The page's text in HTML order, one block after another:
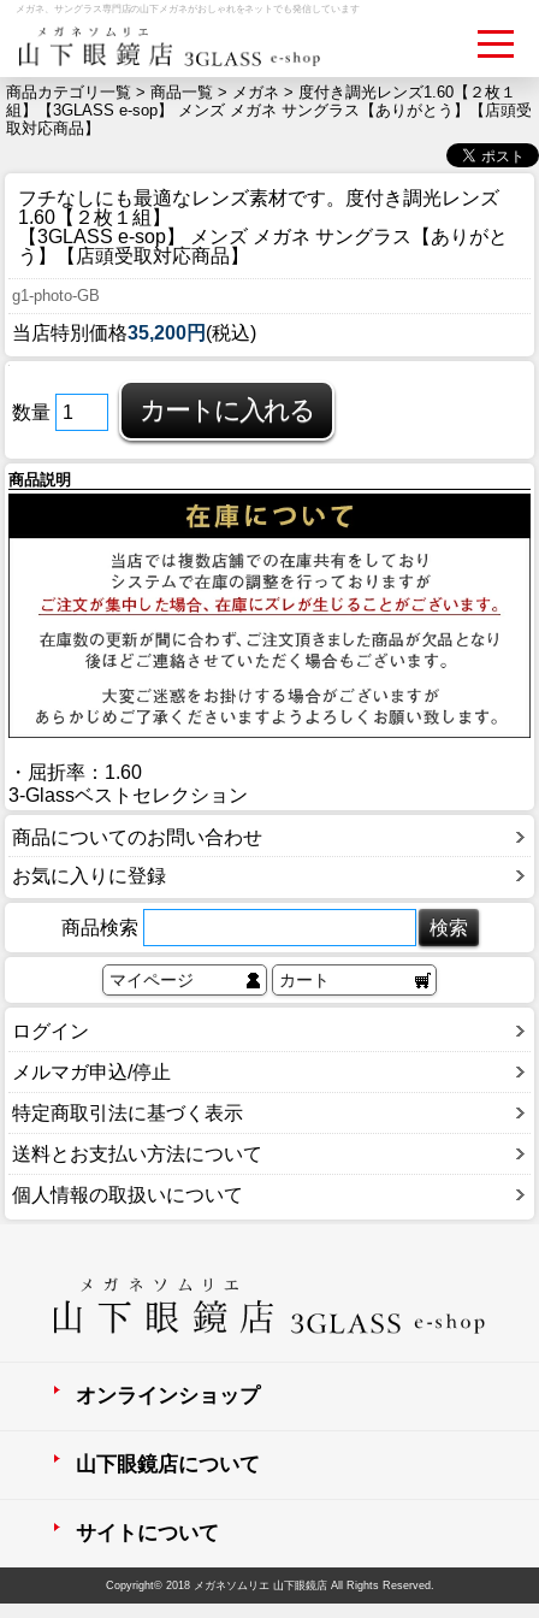
メガネ、サングラス専門店の山下メガネがおしゃれをネットでも発信しています
お問い合わせ 検眼予約
アクセス
ACCESS
おすすめアイテム
ITEM
ブログ
BLOG
会社概要
COMPANY
インフォメーション
商品カテゴリ一覧 > 商品一覧 > メガネ > 度付き調光レンズ1.60【２枚１
組】【3GLASS e-sop】 メンズ メガネ サングラス【ありがとう】【店頭受
取対応商品】
フチなしにも最適なレンズ素材です。 度付き調光レンズ
1.60【２枚１組】
【3GLASS e-sop】 メンズ メガネ サングラス【ありがと
う】【店頭受取対応商品】
g1-photo-GB
当店特別価格35,200円 (税込)
数量
商品説明
・屈折率：1.60
3-Glassベストセレクション
商品についてのお問い合わせ
お気に入りに登録
商品検索
マイページ カート
ログイン
メルマガ申込/停止
特定商取引法に基づく表示
送料とお支払い方法について
個人情報の取扱いについて
オンラインショップ
山下眼鏡店について
サイトについて
Copyright© 2018 メガネソムリエ 山下眼鏡店 All Rights Reserved.